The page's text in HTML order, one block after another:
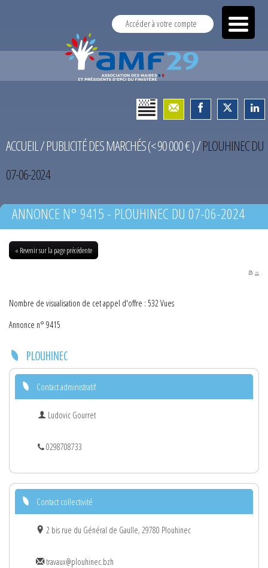
Accéder à votre compte
ACCUEIL/PUBLICITÉ DES MARCHÉS (< 90 000 € )/PLOUHINEC DU
07-06-2024
ANNONCE N° 9415 - PLOUHINEC DU 07-06-2024
« Revenir sur la page précédente
PDF
Nombre de visualisation de cet appel d'offre : 532 Vues
Annonce n° 9415
PLOUHINEC
Contact administratif
Ludovic Gourret
0298708733
Contact collectivité
2 bis rue du Général de Gaulle, 29780 Plouhinec
travaux@plouhinec.bzh